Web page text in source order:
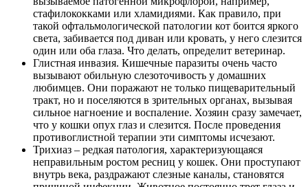
стафилококками или хламидиями. Как правило, при
такой офтальмологической патологии кот боится яркого
света, забивается под диван или кровать, у него слезится
один или оба глаза. Что делать, определит ветеринар.
Глистная инвазия. Кишечные паразиты очень часто
вызывают обильную слезоточивость у домашних
любимцев. Они поражают не только пищеварительный
тракт, но и поселяются в зрительных органах, вызывая
сильное нагноение и воспаление. Хозяин сразу замечает,
что у кошки опух глаз и слезится. После проведения
противоглистной терапии эти симптомы исчезают.
Трихиаз – редкая патология, характеризующаяся
неправильным ростом ресниц у кошек. Они проступают
внутрь века, раздражают слезные каналы, становятся